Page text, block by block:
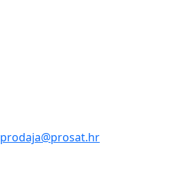
prodaja@prosat.hr